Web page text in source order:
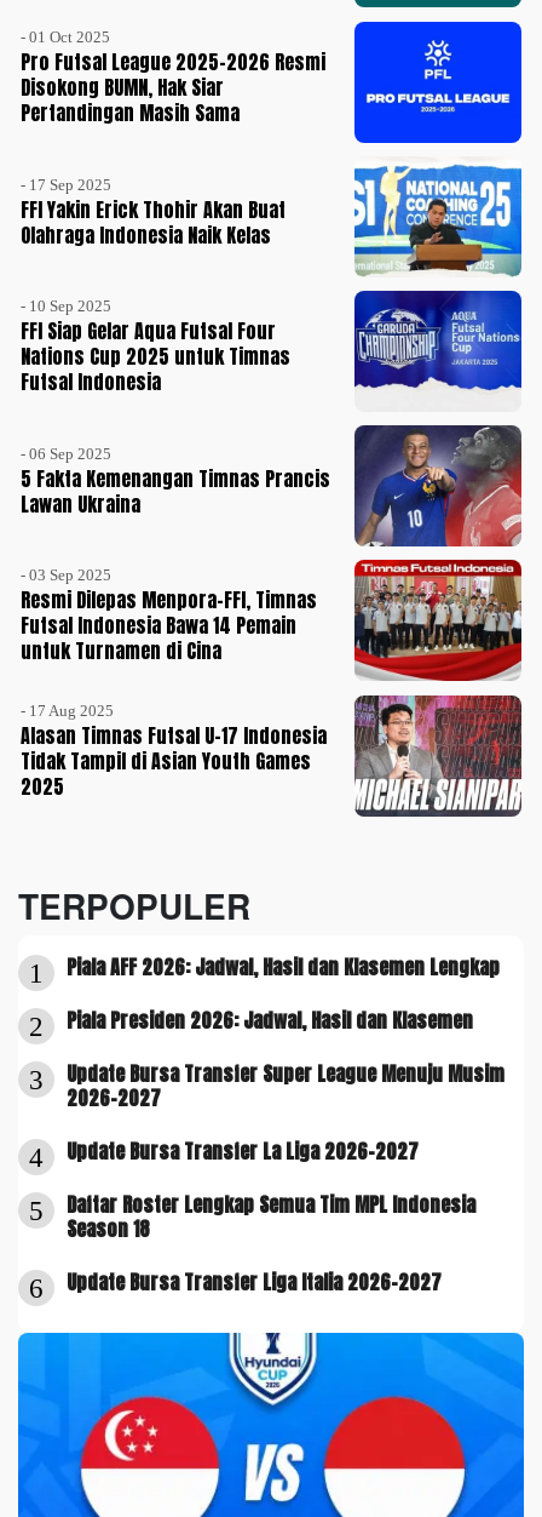
- 01 Oct 2025
Pro Futsal League 2025-2026 Resmi
Disokong BUMN, Hak Siar
Pertandingan Masih Sama
- 17 Sep 2025
FFI Yakin Erick Thohir Akan Buat
Olahraga Indonesia Naik Kelas
- 10 Sep 2025
FFI Siap Gelar Aqua Futsal Four
Nations Cup 2025 untuk Timnas
Futsal Indonesia
- 06 Sep 2025
5 Fakta Kemenangan Timnas Prancis
Lawan Ukraina
- 03 Sep 2025
Resmi Dilepas Menpora-FFI, Timnas
Futsal Indonesia Bawa 14 Pemain
untuk Turnamen di Cina
- 17 Aug 2025
Alasan Timnas Futsal U-17 Indonesia
Tidak Tampil di Asian Youth Games
2025
TERPOPULER
1 Piala AFF 2026: Jadwal, Hasil dan Klasemen Lengkap
2 Piala Presiden 2026: Jadwal, Hasil dan Klasemen
3
Update Bursa Transfer Super League Menuju Musim
2026-2027
4 Update Bursa Transfer La Liga 2026-2027
5
Daftar Roster Lengkap Semua Tim MPL Indonesia
Season 18
6 Update Bursa Transfer Liga Italia 2026-2027